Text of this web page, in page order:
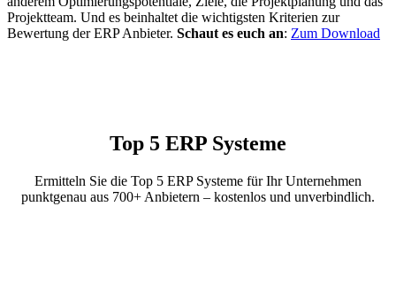
Projektteam. Und es beinhaltet die wichtigsten Kriterien zur
Bewertung der ERP Anbieter. Schaut es euch an: Zum Download
Top 5 ERP Systeme
Ermitteln Sie die Top 5 ERP Systeme für Ihr Unternehmen
punktgenau aus 700+ Anbietern – kostenlos und unverbindlich.